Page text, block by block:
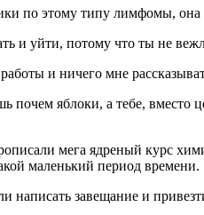
по этому типу лимфомы,
и уйти, потому что ты не
и ничего мне
почем яблоки, а тебе,
мега ядреный курс
маленький период времени.
написать завещание и